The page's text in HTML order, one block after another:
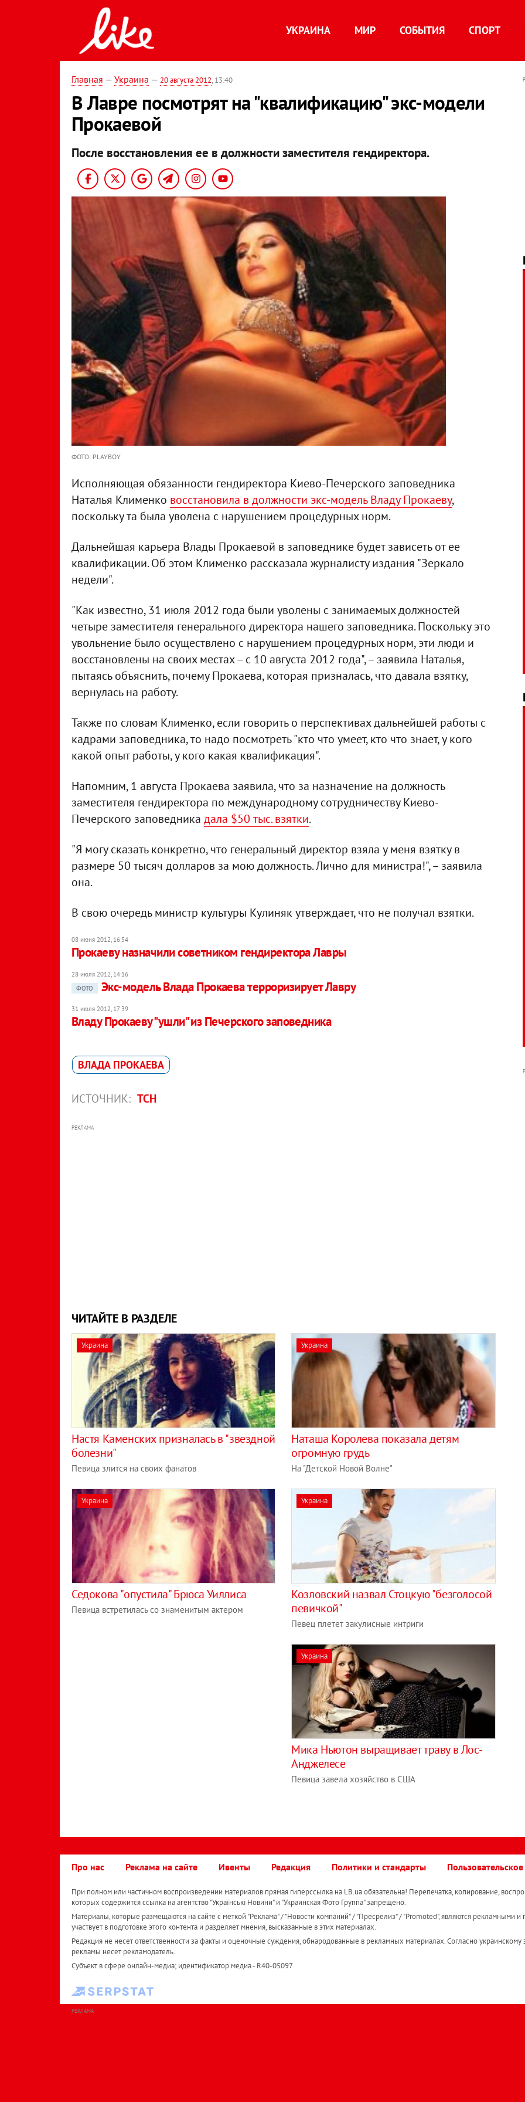
УКРАИНА МИР СОБЫТИЯ СПОРТ
Главная — Украина — 20 августа 2012, 13:40
В Лавре посмотрят на "квалификацию" экс-модели
Прокаевой
После восстановления ее в должности заместителя гендиректора.
ФОТО: PLAYBOY
Исполняющая обязанности гендиректора Киево-Печерского заповедника
Наталья Клименко восстановила в должности экс-модель Владу Прокаеву,
поскольку та была уволена с нарушением процедурных норм.
Дальнейшая карьера Влады Прокаевой в заповеднике будет зависеть от ее
квалификации. Об этом Клименко рассказала журналисту издания "Зеркало
недели".
"Как известно, 31 июля 2012 года были уволены с занимаемых должностей
четыре заместителя генерального директора нашего заповедника. Поскольку это
увольнение было осуществлено с нарушением процедурных норм, эти люди и
восстановлены на своих местах – с 10 августа 2012 года", – заявила Наталья,
пытаясь объяснить, почему Прокаева, которая призналась, что давала взятку,
вернулась на работу.
Также по словам Клименко, если говорить о перспективах дальнейшей работы с
кадрами заповедника, то надо посмотреть "кто что умеет, кто что знает, у кого
какой опыт работы, у кого какая квалификация".
Напомним, 1 августа Прокаева заявила, что за назначение на должность
заместителя гендиректора по международному сотрудничеству Киево-
Печерского заповедника дала $50 тыс. взятки.
"Я могу сказать конкретно, что генеральный директор взяла у меня взятку в
размере 50 тысяч долларов за мою должность. Лично для министра!", – заявила
она.
В свою очередь министр культуры Кулиняк утверждает, что не получал взятки.
08 июня 2012, 16:54
Прокаеву назначили советником гендиректора Лавры
28 июля 2012, 14:16
ФОТО
Экс-модель Влада Прокаева терроризирует Лавру
31 июля 2012, 17:39
Владу Прокаеву "ушли" из Печерского заповедника
ВЛАДА ПРОКАЕВА
ИСТОЧНИК: ТСН
РЕКЛАМА
ЧИТАЙТЕ В РАЗДЕЛЕ
Украина
Настя Каменских призналась в "звездной
болезни"
Певица злится на своих фанатов
Украина
Наташа Королева показала детям
огромную грудь
На "Детской Новой Волне"
Украина
Седокова "опустила" Брюса Уиллиса
Певица встретилась со знаменитым актером
Украина
Козловский назвал Стоцкую "безголосой
певичкой"
Певец плетет закулисные интриги
Украина
​Мика Ньютон выращивает траву в Лос-
Анджелесе
Певица завела хозяйство в США
Про нас Реклама на сайте Ивенты Редакция Политики и стандарты
При полном или частичном воспроизведении материалов прямая гиперссылка на LB.ua обязательна! Перепечатка, копирование,
которых содержится ссылка на агентство "Українськi Новини" и "Украинская Фото Группа" запрещено.
Материалы, которые размещаются на сайте с меткой "Реклама" / "Новости компаний" / "Пресрелиз" / "Promoted", являются рекламными и
участвует в подготовке этого контента и разделяет мнения, высказанные в этих материалах.
Редакция не несет ответственности за факты и оценочные суждения, обнародованные в рекламных материалах. Согласно украинскому
рекламы несет рекламодатель.
Субъект в сфере онлайн-медиа; идентификатор медиа - R40-05097
РЕКЛАМА